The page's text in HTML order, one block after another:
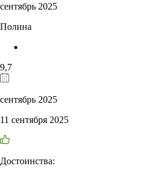
сентябрь 2025
Полина
9,7
сентябрь 2025
11 сентября 2025
Достоинства: